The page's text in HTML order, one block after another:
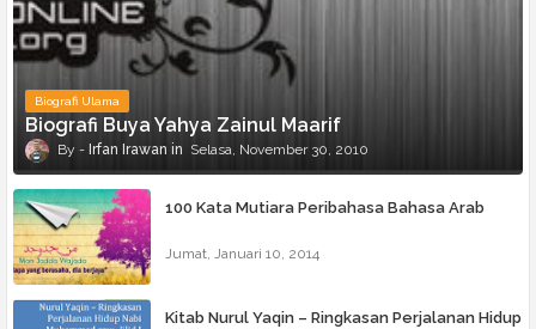
Biografi Ulama
Biografi Buya Yahya Zainul Maarif
Irfan Irawan Selasa, November 30, 2010
100 Kata Mutiara Peribahasa Bahasa Arab
Jumat, Januari 10, 2014
Kitab Nurul Yaqin – Ringkasan Perjalanan Hidup